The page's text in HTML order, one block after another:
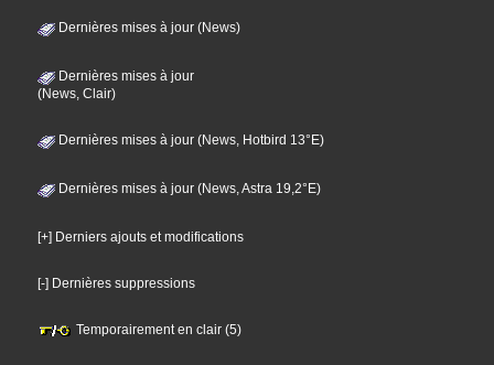
Dernières mises à jour (News)
Dernières mises à jour
(News, Clair)
Dernières mises à jour (News, Hotbird 13°E)
Dernières mises à jour (News, Astra 19,2°E)
[+] Derniers ajouts et modifications
[-] Dernières suppressions
Temporairement en clair (5)